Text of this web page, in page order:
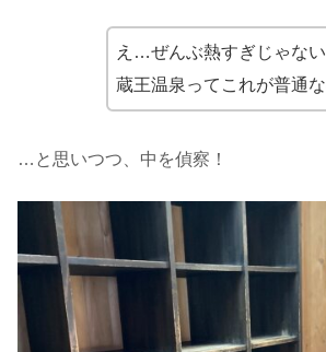
え…ぜんぶ熱すぎじゃない
蔵王温泉ってこれが普通な
…と思いつつ、中を偵察！